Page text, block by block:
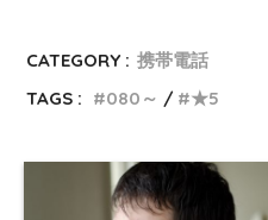
CATEGORY : 携帯電話
TAGS :
080～ ★5